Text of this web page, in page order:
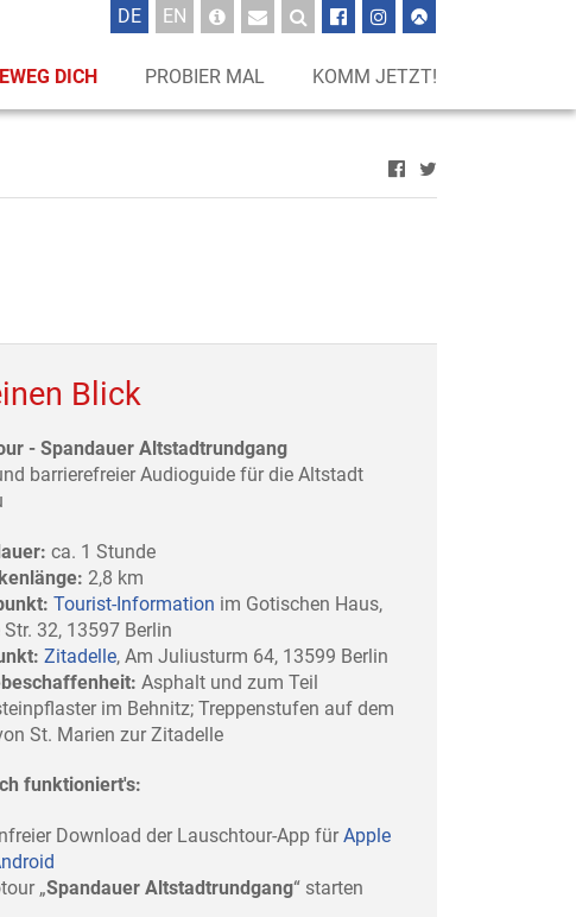
DICH PROBIER MAL KOMM JETZT!
DEUTSCH
EN GLISCH
Blick
- Spandauer Altstadtrundgang
barrierefreier Audioguide für die Altstadt
ca. 1 Stunde
2,8 km
Tourist-Information im Gotischen Haus,
Str. 32, 13597 Berlin
Zitadelle, Am Juliusturm 64, 13599 Berlin
Asphalt und zum Teil
im Behnitz; Treppenstufen auf dem
St. Marien zur Zitadelle
funktioniert's:
Download der Lauschtour-App fürApple
„Spandauer Altstadtrundgang“ starten